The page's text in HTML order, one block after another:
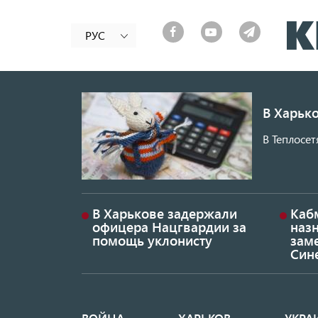
РУС
В
В
В Харькове задержали
офицера Нацгвардии за
помощь уклонисту